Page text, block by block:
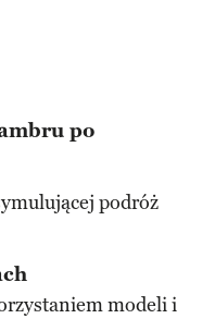
po
podróż
modeli i